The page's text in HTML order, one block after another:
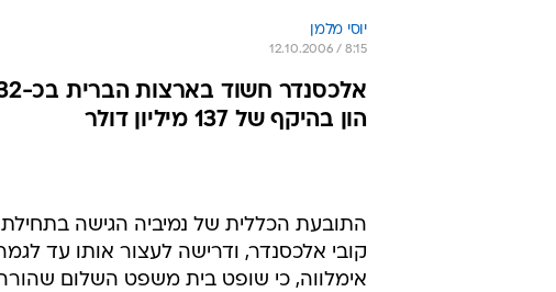
יוסי מלמן
12.10.2006 / 8:15
הון בהיקף של 137 מיליון דולר
התובעת הכללית של נמיביה הגישה
קובי אלכסנדר, ודרישה לעצור אותו עד